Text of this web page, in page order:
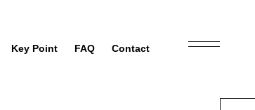
Key Point FAQ Contact